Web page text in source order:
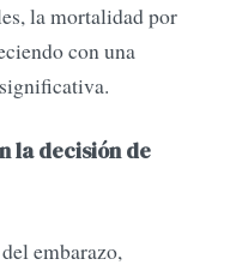
la mortalidad por
con una
la decisión de
embarazo,